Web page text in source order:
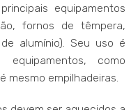
equipamentos
fornos de têmpera,
alumínio). Seu uso é
como
mesmo empilhadeiras.